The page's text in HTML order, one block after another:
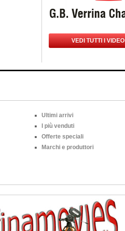
VEDI TUTTI I VIDEO
Ultimi arrivi
I più venduti
Offerte speciali
Marchi e produttori